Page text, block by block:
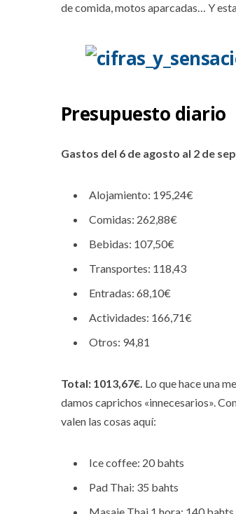
de comida, motos aparcadas… Y
Presupuesto diario
Gastos del 6 de agosto al 2 de
Alojamiento: 195,24€
Comidas: 262,88€
Bebidas: 107,50€
Transportes: 118,43
Entradas: 68,10€
Actividades: 166,71€
Otros: 94,81
Total: 1013,67€. Lo que hace una
damos caprichos «innecesarios».
valen las cosas aquí:
Ice coffee: 20 bahts
Pad Thai: 35 bahts
Masaje Thai 1 hora: 140 bahts